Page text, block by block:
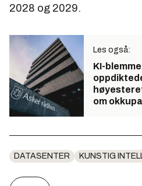
2028 og 2029.
Les også:
KI-
om
DATASENTER KUNSTIG